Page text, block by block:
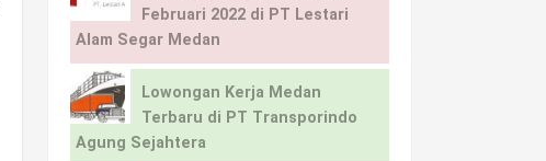
Februari 2022 di PT Lestari
Alam Segar Medan
Lowongan Kerja Medan
Terbaru di PT Transporindo
Agung Sejahtera